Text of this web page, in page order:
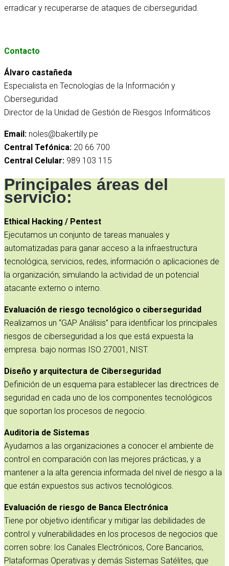
erradicar y recuperarse de ataques de ciberseguridad.
Contacto
Álvaro castañeda
Especialista en Tecnologías de la Información y
Ciberseguridad
Director de la Unidad de Gestión de Riesgos Informáticos
Email: noles@bakertilly.pe
Central Tefónica: 20 66 700
Central Celular: 989 103 115
Principales áreas del
servicio:
Ethical Hacking / Pentest
Ejecutamos un conjunto de tareas manuales y
automatizadas para ganar acceso a la infraestructura
tecnológica, servicios, redes, información o aplicaciones de
la organización; simulando la actividad de un potencial
atacante externo o interno.
Evaluación de riesgo tecnológico o ciberseguridad
Realizamos un “GAP Análisis” para identificar los principales
riesgos de ciberseguridad a los que está expuesta la
empresa. bajo normas ISO 27001, NIST.
Diseño y arquitectura de Ciberseguridad
Definición de un esquema para establecer las directrices de
seguridad en cada uno de los componentes tecnológicos
que soportan los procesos de negocio.
Auditoria de Sistemas
Ayudamos a las organizaciones a conocer el ambiente de
control en comparación con las mejores prácticas, y a
mantener a la alta gerencia informada del nivel de riesgo a la
que están expuestos sus activos tecnológicos.
Evaluación de riesgo de Banca Electrónica
Tiene por objetivo identificar y mitigar las debilidades de
control y vulnerabilidades en los procesos de negocios que
corren sobre: los Canales Electrónicos, Core Bancarios,
Plataformas Operativas y demás Sistemas Satélites, que